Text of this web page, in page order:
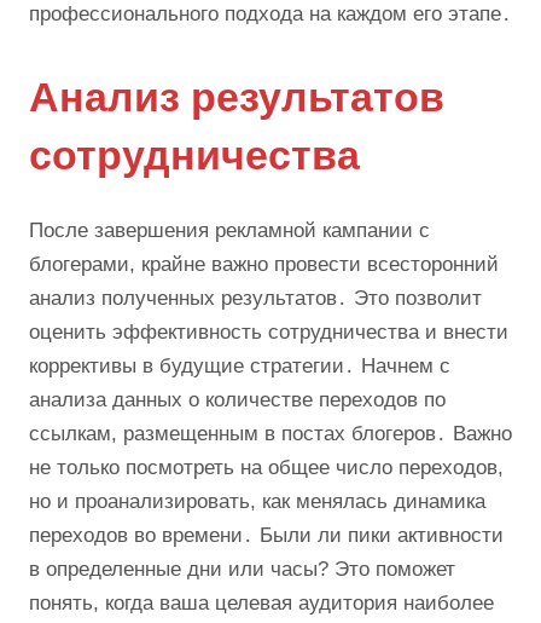
профессионального подхода на каждом его этапе․
Анализ результатов
сотрудничества
После завершения рекламной кампании с
блогерами, крайне важно провести всесторонний
анализ полученных результатов․ Это позволит
оценить эффективность сотрудничества и внести
коррективы в будущие стратегии․ Начнем с
анализа данных о количестве переходов по
ссылкам, размещенным в постах блогеров․ Важно
не только посмотреть на общее число переходов,
но и проанализировать, как менялась динамика
переходов во времени․ Были ли пики активности
в определенные дни или часы? Это поможет
понять, когда ваша целевая аудитория наиболее